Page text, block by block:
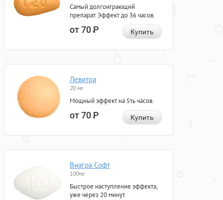
Самый долгоиграющий
препарат. Эффект до 36 часов.
от 70Р Купить
Левитра
20 мг
Мощный эффект на 5ть часов.
от 70Р Купить
Виагра Софт
100мг
Быстрое наступление эффекта,
уже через 20 минут.